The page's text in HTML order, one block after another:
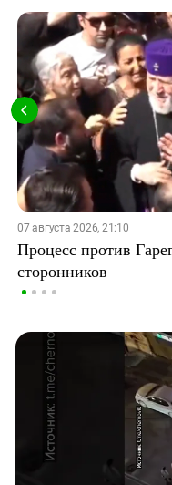
07 августа 2026, 21:10
Процесс против
сторонников